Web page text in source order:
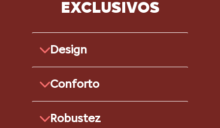
EXCLUSIVOS
Design
Conforto
Robustez